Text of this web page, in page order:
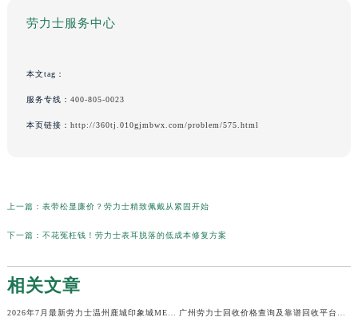
劳力士服务中心
本文tag：
服务专线： 400-805-0023
本页链接： http://360tj.010gjmbwx.com/problem/575.html
上一篇： 表带松显廉价？劳力士精致佩戴从紧固开始
下一篇： 不花冤枉钱！劳力士表耳脱落的低成本修复方案
相关文章